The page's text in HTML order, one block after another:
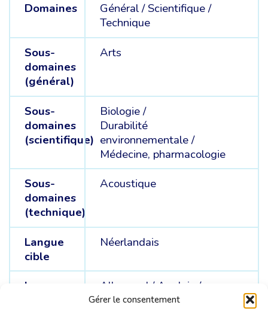
Gérer le consentement
Domaines Général /Scientifique /
Technique
Sous-
domaines
(général)
Arts
Sous-
domaines
(scientifique)
Biologie /
Durabilité
environnementale /
Médecine, pharmacologie
Sous-
domaines
(technique)
Acoustique
Langue
cible
Néerlandais
Langue
Allemand / Anglais /
Français /Indonésien